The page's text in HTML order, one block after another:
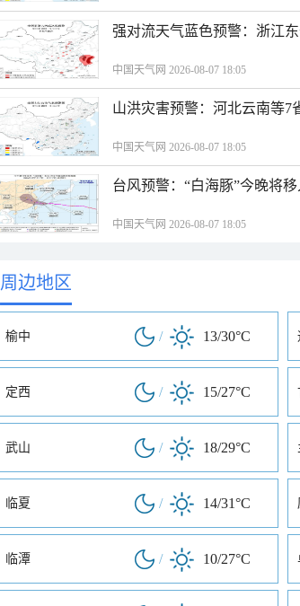
强对流天气蓝色预警：浙江
中国天气网 2026-08-07 18:05
山洪灾害预警：河北云南等7
中国天气网 2026-08-07 18:05
台风预警：“白海豚”今晚将
中国天气网 2026-08-07 18:05
周边地区
榆中 / 13/30°C
定西 / 15/27°C
武山 / 18/29°C
临夏 / 14/31°C
临潭 / 10/27°C